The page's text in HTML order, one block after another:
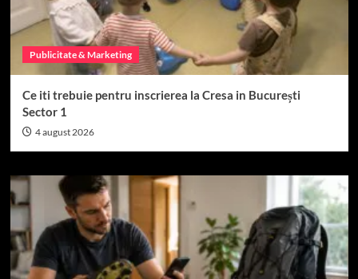
Publicitate & Marketing
Ce iti trebuie pentru inscrierea la Cresa in București
Sector 1
4 august 2026